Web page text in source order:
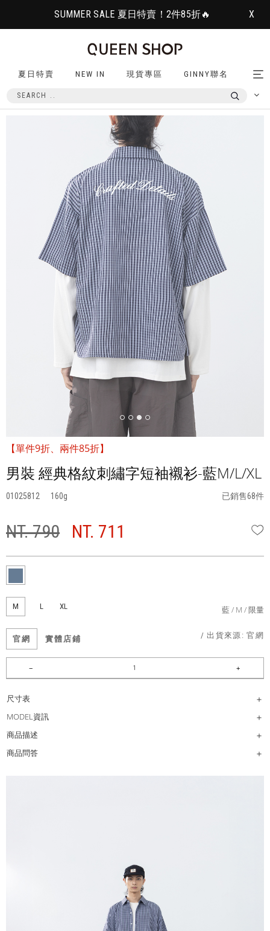
SUMMER SALE 夏日特賣！2件85折🔥 X
夏日特賣 NEW IN 現貨專區 GINNY聯名
【單件9折、兩件85折】
男裝 經典格紋刺繡字短袖襯衫-藍M/L/XL
01025812 160 已銷售68件
NT. 790 NT. 711
M L XL 藍 M 限量
官網 實體店鋪 / 出貨來源:官網
尺寸表
MODEL資訊
商品描述
商品問答